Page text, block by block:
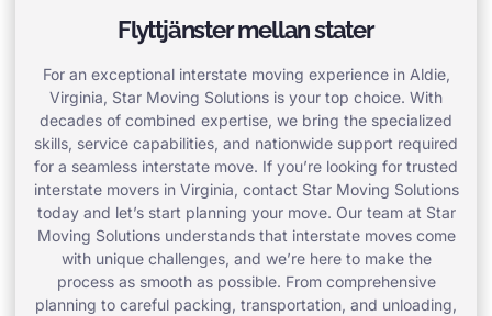
Flyttjänster mellan stater
For an exceptional interstate moving experience in Aldie,
Virginia, Star Moving Solutions is your top choice. With
decades of combined expertise, we bring the specialized
skills, service capabilities, and nationwide support required
for a seamless interstate move. If you’re looking for trusted
interstate movers in Virginia, contact Star Moving Solutions
today and let’s start planning your move. Our team at Star
Moving Solutions understands that interstate moves come
with unique challenges, and we’re here to make the
process as smooth as possible. From comprehensive
planning to careful packing, transportation, and unloading,